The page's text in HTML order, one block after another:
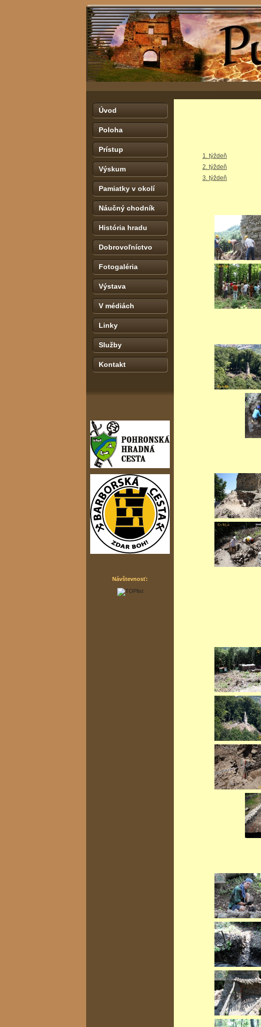
Úvod
Poloha
Prístup
Výskum
Pamiatky v okolí
Náučný chodník
História hradu
Dobrovoľníctvo
Fotogaléria
Výstava
V médiách
Linky
Služby
Kontakt
Návštevnosť:
1. týždeň
2. týždeň
3. týždeň